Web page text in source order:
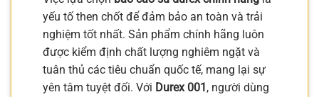
yếu tố then chốt để đảm bảo an toàn và trải
nghiệm tốt nhất. Sản phẩm chính hãng luôn
được kiểm định chất lượng nghiêm ngặt và
tuân thủ các tiêu chuẩn quốc tế, mang lại sự
yên tâm tuyệt đối. Với Durex 001, người dùng